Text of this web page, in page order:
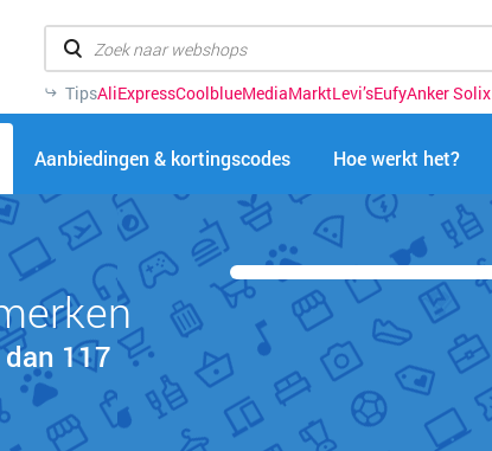
TipsAliExpressCoolblueMediaMarktLevi’sEufyAnker Solix
Aanbiedingen & kortingscodes Hoe werkt het?
117